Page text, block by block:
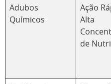
Adubos
Químicos
Ação
Alta
de